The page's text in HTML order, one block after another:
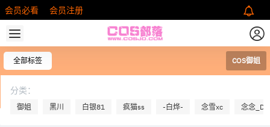
会员必看 会员注册
全部标签 COS御姐
分类：
御姐 黑川 白银81 疯猫ss -白烨- 念雪xc 念念_D